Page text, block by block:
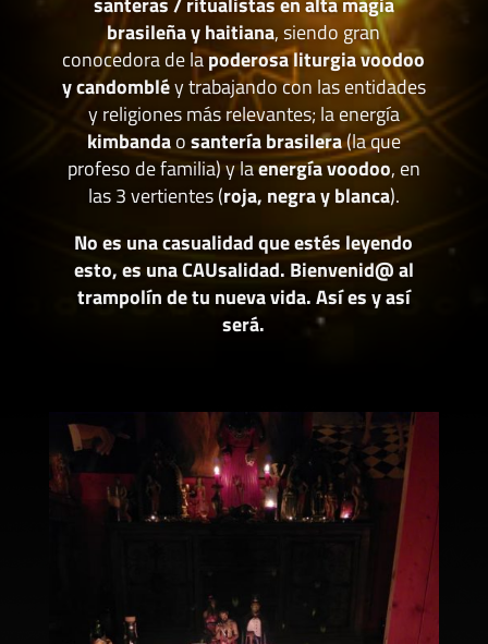
brasileña y haitiana, siendo gran
conocedora de lapoderosa liturgia voodoo
y candombléy trabajando con las entidades
y religiones más relevantes; la energía
kimbandaosantería brasilera(la que
profeso de familia) y laenergía voodoo, en
las 3 vertientes (roja, negra y blanca).
No es una casualidad que estés leyendo
esto, es una CAUsalidad. Bienvenid@ al
trampolín de tu nueva vida. Así es y así
será.